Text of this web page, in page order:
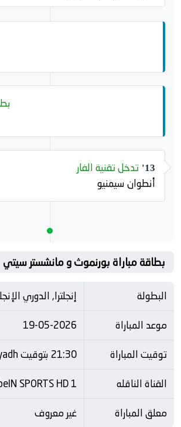
13'
تدخل تقنية الفار
أنطوان سيمنيو
بطاقة مباراة بورنموث و مانشستر سيتي
البطولة
إنجلترا, الدوري
موعد المباراة
19-05-2026
توقيت المباراة
21:30 بتوقيت Asia/Riyadh
القناة الناقله
SPORTS HD 1
معلق المباراة
غير معروف